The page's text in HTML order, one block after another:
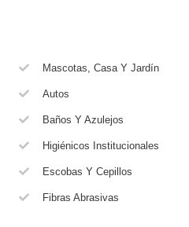
Mascotas, Casa Y Jardín
Autos
Baños Y Azulejos
Higiénicos Institucionales
Escobas Y Cepillos
Fibras Abrasivas